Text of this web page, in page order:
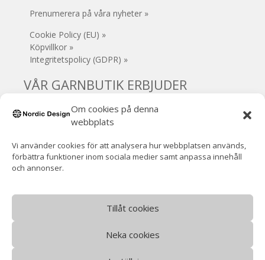
Om cookies på denna
webbplats
Vi använder cookies för att analysera hur webbplatsen används,
förbättra funktioner inom sociala medier samt anpassa innehåll
och annonser.
Tillåt cookies
Neka cookies
Prenumerera på våra nyheter »
Cookie Policy (EU) »
Köpvillkor »
Integritetspolicy (GDPR) »
VÅR GARNBUTIK ERBJUDER
• Säker e-handel
• Gratis frakt (Sverige) vid köp över 1000 kr
• Inga extra avgifter
• Supersnabb leverans!
• Handla / hämta garnet i Mjölby
• VOEC-registrerad (Norge)
Norsk moms ingår (ingen tullavgift)